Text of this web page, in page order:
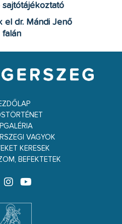
el dr. Mándi Jenő
falán
VAGYOK
KERESEK
BEFEKTETEK